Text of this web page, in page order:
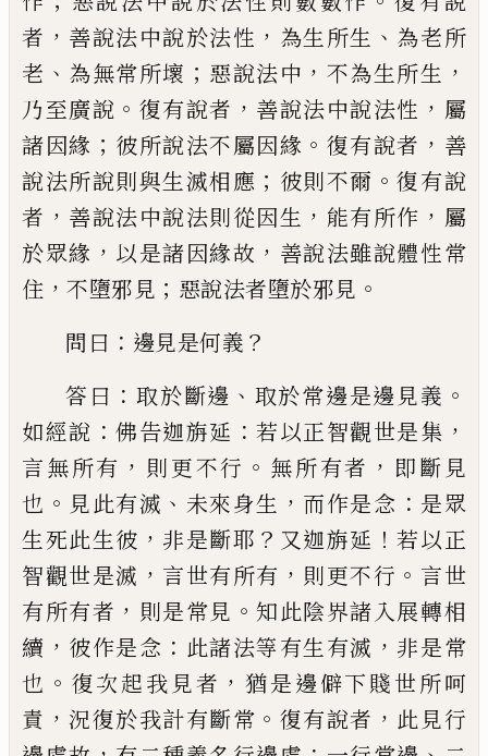
者 ， 善說法中說於法性 ， 為生所生 、 為老所
老 、 為無常所壞 ； 惡說法中 ， 不為生所生 ，
乃至廣說 。 復有說者 ， 善說法中說法性 ， 屬
諸因緣 ； 彼所說法不屬因緣 。 復有說者 ， 善
說法所說則與生滅相應 ； 彼則不爾 。復有說
者 ， 善說法中說法則從因生 ， 能有所作 ， 屬
於眾緣 ， 以是諸因緣故 ， 善說法雖說體性常
住 ， 不墮邪見 ； 惡說法者墮於邪見 。
問曰 ： 邊見是何義 ？
答曰 ：取於斷邊 、 取於常邊是邊見義 。
如經說 ：佛告迦旃延 ：若以正智觀世是集 ，
言無所有 ， 則更不行 。 無所有者 ， 即斷見
也 。 見此有滅 、 未來身生 ， 而作是念 ： 是眾
生死此生彼 ， 非是斷耶 ？ 又迦旃延 ！若以正
智觀世是滅 ， 言世有所有 ， 則更不行 。 言世
有所有者 ， 則是常見 。知此陰界諸入展轉相
續 ， 彼作是念 ： 此諸法等有生有滅 ， 非是常
也 。 復次起我見者 ，猶是邊僻下賤世所呵
責 ，況復於我計有斷常 。 復有說者 ， 此 見行